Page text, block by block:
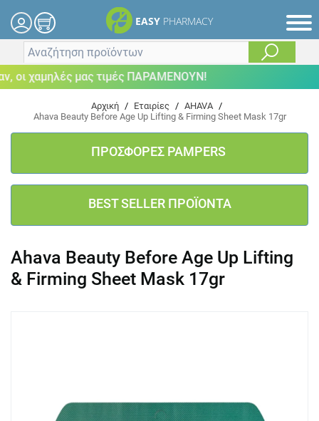
EASY PHARMACY
χαμηλές μας τιμές ΠΑΡΑΜΕΝΟΥΝ!
Αρχική / Εταιρίες / AHAVA /
Ahava Beauty Before Age Up Lifting & Firming Sheet Mask 17gr
ΠΡΟΣΦΟΡΕΣ PAMPERS
BEST SELLER ΠΡΟΪΟΝΤΑ
Ahava Beauty Before Age Up Lifting
& Firming Sheet Mask 17gr